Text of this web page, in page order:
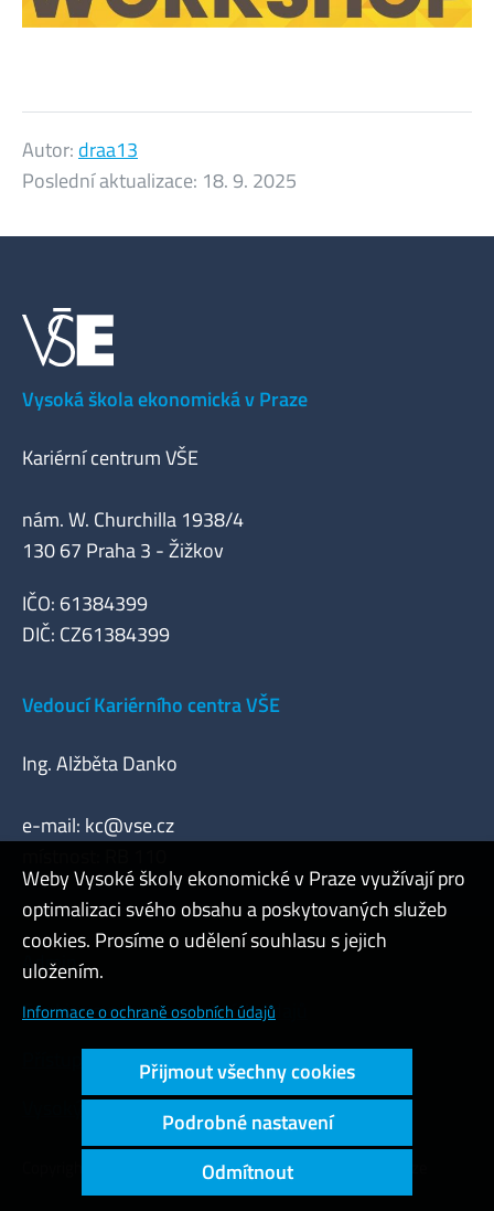
Autor: draa13
Poslední aktualizace: 18. 9. 2025
Vysoká škola ekonomická v Praze
Kariérní centrum VŠE
nám. W. Churchilla 1938/4
130 67 Praha 3 - Žižkov
IČO: 61384399
DIČ: CZ61384399
Vedoucí Kariérního centra VŠE
Ing. Alžběta Danko
e-mail: kc@vse.cz
Admin
Cookies a ochrana osobních údajů
Přístupnost webu
Vysoký kontrast
Copyright © 2000 - 2026 Vysoká škola ekonomická v Praze
Weby Vysoké školy ekonomické v Praze využívají pro
optimalizaci svého obsahu a poskytovaných služeb
cookies. Prosíme o udělení souhlasu s jejich
uložením.
Informace o ochraně osobních údajů
Přijmout všechny cookies
Podrobné nastavení
Odmítnout